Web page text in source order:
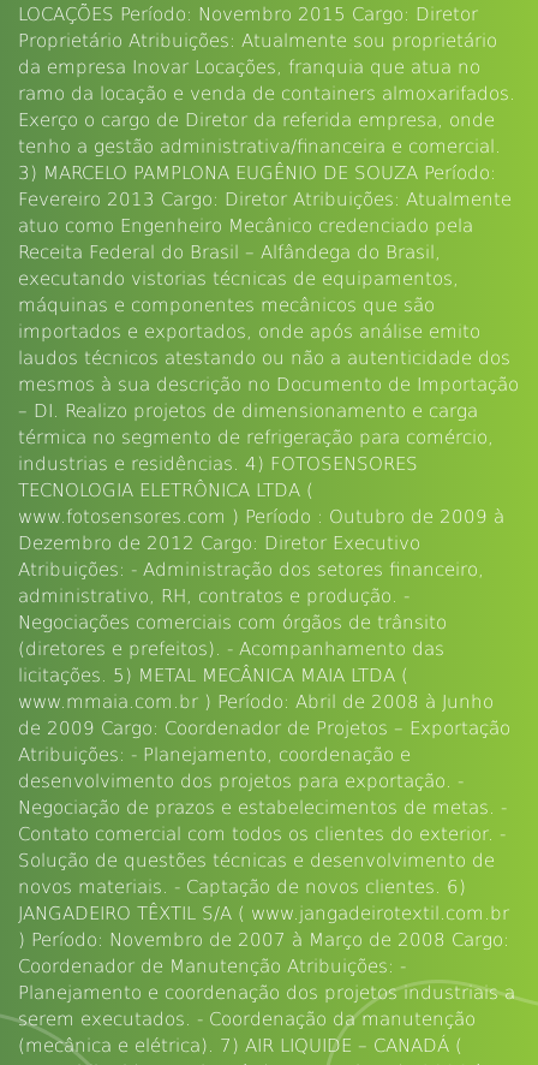
LOCAÇÕES Período: Novembro 2015 Cargo: Diretor
Proprietário Atribuições: Atualmente sou proprietário
da empresa Inovar Locações, franquia que atua no
ramo da locação e venda de containers almoxarifados.
Exerço o cargo de Diretor da referida empresa, onde
tenho a gestão administrativa/financeira e comercial.
3) MARCELO PAMPLONA EUGÊNIO DE SOUZA Período:
Fevereiro 2013 Cargo: Diretor Atribuições: Atualmente
atuo como Engenheiro Mecânico credenciado pela
Receita Federal do Brasil – Alfândega do Brasil,
executando vistorias técnicas de equipamentos,
máquinas e componentes mecânicos que são
importados e exportados, onde após análise emito
laudos técnicos atestando ou não a autenticidade dos
mesmos à sua descrição no Documento de Importação
– DI. Realizo projetos de dimensionamento e carga
térmica no segmento de refrigeração para comércio,
industrias e residências. 4) FOTOSENSORES
TECNOLOGIA ELETRÔNICA LTDA (
www.fotosensores.com ) Período : Outubro de 2009 à
Dezembro de 2012 Cargo: Diretor Executivo
Atribuições: - Administração dos setores financeiro,
administrativo, RH, contratos e produção. -
Negociações comerciais com órgãos de trânsito
(diretores e prefeitos). - Acompanhamento das
licitações. 5) METAL MECÂNICA MAIA LTDA (
www.mmaia.com.br ) Período: Abril de 2008 à Junho
de 2009 Cargo: Coordenador de Projetos – Exportação
Atribuições: - Planejamento, coordenação e
desenvolvimento dos projetos para exportação. -
Negociação de prazos e estabelecimentos de metas. -
Contato comercial com todos os clientes do exterior. -
Solução de questões técnicas e desenvolvimento de
novos materiais. - Captação de novos clientes. 6)
JANGADEIRO TÊXTIL S/A ( www.jangadeirotextil.com.br
) Período: Novembro de 2007 à Março de 2008 Cargo:
Coordenador de Manutenção Atribuições: -
Planejamento e coordenação dos projetos industriais a
serem executados. - Coordenação da manutenção
(mecânica e elétrica). 7) AIR LIQUIDE – CANADÁ (